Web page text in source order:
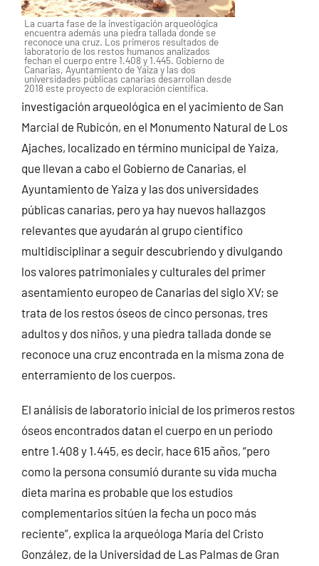
La cuarta fase de la investigación arqueológica
encuentra además una piedra tallada donde se
reconoce una cruz. Los primeros resultados de
laboratorio de los restos humanos analizados
fechan el cuerpo entre 1.408 y 1.445. Gobierno de
Canarias, Ayuntamiento de Yaiza y las dos
universidades públicas canarias desarrollan desde
2018 este proyecto de exploración científica.
investigación arqueológica en el yacimiento de San
Marcial de Rubicón, en el Monumento Natural de Los
Ajaches, localizado en término municipal de Yaiza,
que llevan a cabo el Gobierno de Canarias, el
Ayuntamiento de Yaiza y las dos universidades
públicas canarias, pero ya hay nuevos hallazgos
relevantes que ayudarán al grupo científico
multidisciplinar a seguir descubriendo y divulgando
los valores patrimoniales y culturales del primer
asentamiento europeo de Canarias del siglo XV; se
trata de los restos óseos de cinco personas, tres
adultos y dos niños, y una piedra tallada donde se
reconoce una cruz encontrada en la misma zona de
enterramiento de los cuerpos.
El análisis de laboratorio inicial de los primeros restos
óseos encontrados datan el cuerpo en un periodo
entre 1.408 y 1.445, es decir, hace 615 años, “pero
como la persona consumió durante su vida mucha
dieta marina es probable que los estudios
complementarios sitúen la fecha un poco más
reciente”, explica la arqueóloga María del Cristo
González, de la Universidad de Las Palmas de Gran